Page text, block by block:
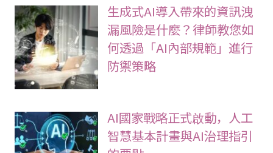
生成式AI導入帶來的資訊洩
漏風險是什麼？律師教您如
何透過「AI內部規範」進行
防禦策略
AI國家戰略正式啟動，人工
智慧基本計畫與AI治理指引